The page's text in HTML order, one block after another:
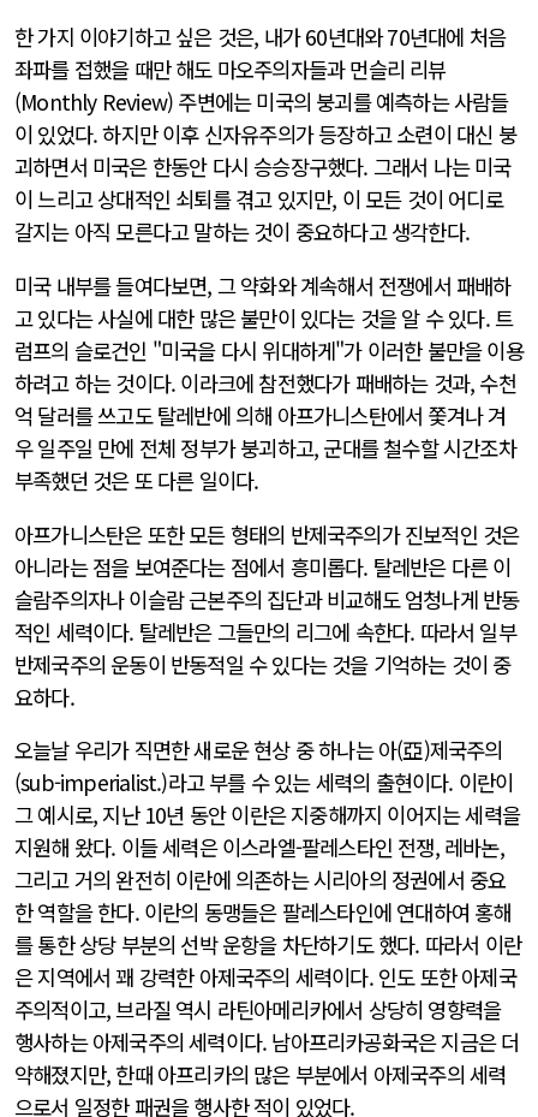
한 가지 이야기하고 싶은 것은, 내가 60년대와 70년대에 처음
좌파를 접했을 때만 해도 마오주의자들과 먼슬리 리뷰
(Monthly Review) 주변에는 미국의 붕괴를 예측하는 사람들
이 있었다. 하지만 이후 신자유주의가 등장하고 소련이 대신 붕
괴하면서 미국은 한동안 다시 승승장구했다. 그래서 나는 미국
이 느리고 상대적인 쇠퇴를 겪고 있지만, 이 모든 것이 어디로
갈지는 아직 모른다고 말하는 것이 중요하다고 생각한다.
미국 내부를 들여다보면, 그 약화와 계속해서 전쟁에서 패배하
고 있다는 사실에 대한 많은 불만이 있다는 것을 알 수 있다. 트
럼프의 슬로건인 "미국을 다시 위대하게"가 이러한 불만을 이용
하려고 하는 것이다. 이라크에 참전했다가 패배하는 것과, 수천
억 달러를 쓰고도 탈레반에 의해 아프가니스탄에서 쫓겨나 겨
우 일주일 만에 전체 정부가 붕괴하고, 군대를 철수할 시간조차
부족했던 것은 또 다른 일이다.
아프가니스탄은 또한 모든 형태의 반제국주의가 진보적인 것은
아니라는 점을 보여준다는 점에서 흥미롭다. 탈레반은 다른 이
슬람주의자나 이슬람 근본주의 집단과 비교해도 엄청나게 반동
적인 세력이다. 탈레반은 그들만의 리그에 속한다. 따라서 일부
반제국주의 운동이 반동적일 수 있다는 것을 기억하는 것이 중
요하다.
오늘날 우리가 직면한 새로운 현상 중 하나는 아(亞)제국주의
(sub-imperialist.)라고 부를 수 있는 세력의 출현이다. 이란이
그 예시로, 지난 10년 동안 이란은 지중해까지 이어지는 세력을
지원해 왔다. 이들 세력은 이스라엘-팔레스타인 전쟁, 레바논,
그리고 거의 완전히 이란에 의존하는 시리아의 정권에서 중요
한 역할을 한다. 이란의 동맹들은 팔레스타인에 연대하여 홍해
를 통한 상당 부분의 선박 운항을 차단하기도 했다. 따라서 이란
은 지역에서 꽤 강력한 아제국주의 세력이다. 인도 또한 아제국
주의적이고, 브라질 역시 라틴아메리카에서 상당히 영향력을
행사하는 아제국주의 세력이다. 남아프리카공화국은 지금은 더
약해졌지만, 한때 아프리카의 많은 부분에서 아제국주의 세력
으로서 일정한 패권을 행사한 적이 있었다.